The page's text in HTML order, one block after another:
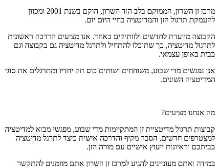
מרכז זן השרון, הממוקם בלב הוד השרון, הוקם בשנת 2001 ומכוון
להעמקת תרגול הזן והמדיטציה בחיי היום יום.
הקבוצה מיועדת לחדשים ולוותיקים כאחד. אנו מציעים הדרכה ראשונית
לתרגול מדיטציה, כך שתוכלו להתחיל ולתרגל מדיטציה גם בקבוצה וגם
בבית באופן עצמאי.
אנו נפגשים מדי שבוע, משוחחים ושותים כוס תה יחדיו ומתרגלים את סוגי
המדיטציה השונים.
מה אנחנו מציעים?
בביתכם וראיונות ייעוץ אישיים עם מורה הזן.